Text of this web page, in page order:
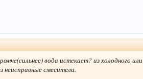
вода истекает? из холодного
неисправные смесители.